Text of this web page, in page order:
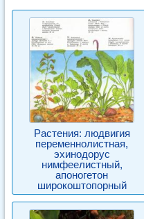
Растения: людвигия
переменнолистная,
эхинодорус
нимфеелистный,
апоногетон
широкоштопорный